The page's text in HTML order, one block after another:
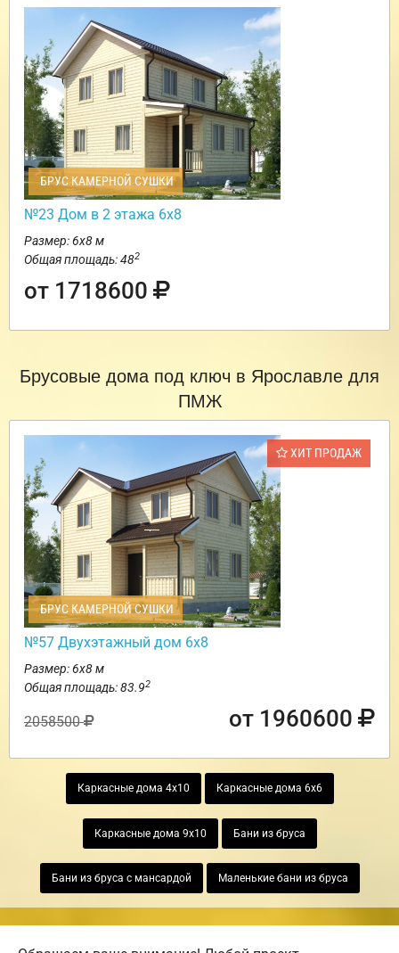
БРУС КАМЕРНОЙ СУШКИ
№23 Дом в 2 этажа 6х8
Размер: 6х8 м
Общая площадь: 482
от 1718600
Брусовые дома под ключ в Ярославле для
ПМЖ
ХИТ ПРОДАЖ
БРУС КАМЕРНОЙ СУШКИ
№57 Двухэтажный дом 6х8
Размер: 6х8 м
Общая площадь: 83.92
2058500 от 1960600
Каркасные дома 4х10 Каркасные дома 6х6
Каркасные дома 9х10 Бани из бруса
Бани из бруса с мансардой Маленькие бани из бруса